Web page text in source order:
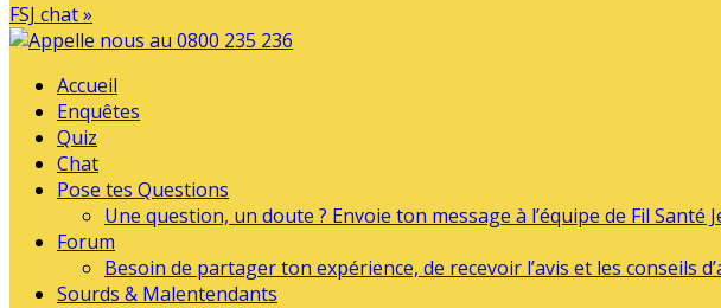
FSJ chat »
Accueil
Enquêtes
Quiz
Chat
Pose tes Questions
Une question, un doute ? Envoie ton message à l’équipe de Fil Santé
Forum
Besoin de partager ton expérience, de recevoir l’avis et les conseils
Sourds & Malentendants